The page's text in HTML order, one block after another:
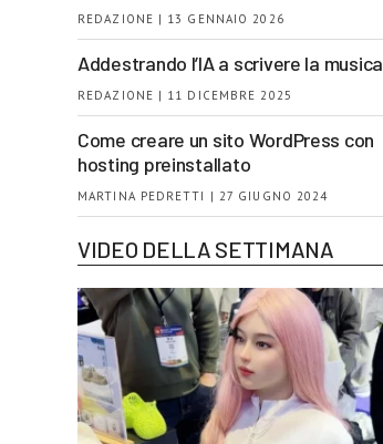
REDAZIONE | 13 GENNAIO 2026
Addestrando l’IA a scrivere la musica
REDAZIONE | 11 DICEMBRE 2025
Come creare un sito WordPress con
hosting preinstallato
MARTINA PEDRETTI | 27 GIUGNO 2024
VIDEO DELLA SETTIMANA